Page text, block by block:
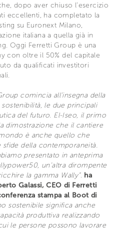
dopo aver chiuso l’esercizio
eccellenti, ha completato la
su Euronext Milano,
italiana a quella già in
Oggi Ferretti Group è una
con oltre il 50% del capitale
da qualificati investitori
comincia all’insegna della
le due principali
del futuro. El-Iseo, il primo
dimostrazione che il cantiere
è anche quello che
della contemporaneità.
presentato in anteprima
un’altra dirompente
la gamma Wally”. ha
Galassi, CEO di Ferretti
stampa al Boot di
sostenibile significa anche
produttiva realizzando
le persone possono lavorare